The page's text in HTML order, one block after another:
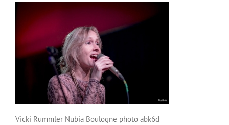
Vicki Rummler Nubia Boulogne photo abk6d